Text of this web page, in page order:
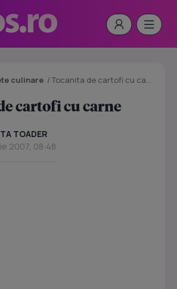
culinare /Tocanita de cartofi cu carne
cartofi cu carne
TOADER
2007, 08:48